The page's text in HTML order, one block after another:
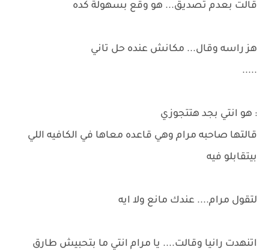
قالت بعدم تصديق... هو وقع بسهولة كده
هز راسه وقال... مكانش عنده حل تاني
.....
: هو انتي بجد هتتجوزي
قالتها صاحبه مرام وهي قاعده معاها في الكافيه اللي
بيتقابلو فيه
لتقول مرام.... عندك مانع ولا ايه
اتنهدت رانيا وقالت.... يا مرام انتي ما بتحبيش طارق